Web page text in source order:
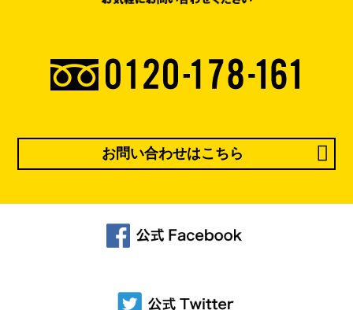
お問い合わせはこちら